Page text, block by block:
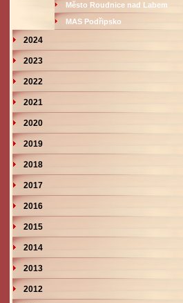
Město Roudnice nad Labem
MAS Podřipsko
2024
2023
2022
2021
2020
2019
2018
2017
2016
2015
2014
2013
2012